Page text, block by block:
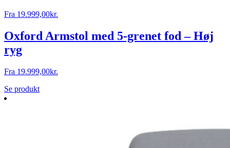
Fra 19.999,00kr.
Oxford Armstol med 5-grenet fod – Høj
ryg
Fra 19.999,00kr.
Se produkt